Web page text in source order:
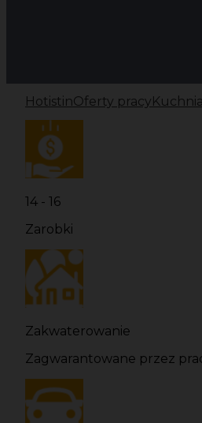
HotistinOferty pracy
14 - 16
Zarobki
Zakwaterowanie
Zagwarantowane przez